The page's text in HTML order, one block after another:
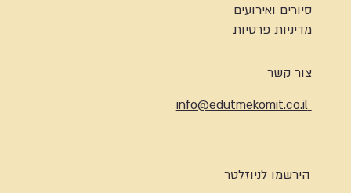
סיורים ואירועים
מדיניות פרטיות
צור קשר
info@edutmekomit.co.il
הירשמו לניוזלטר